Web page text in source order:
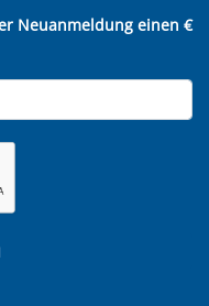
Neuanmeldung einen €